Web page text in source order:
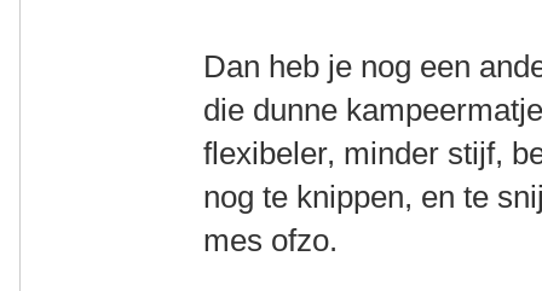
Dan heb je nog een
die dunne
flexibeler, minder stijf,
nog te knippen, en te
mes ofzo.